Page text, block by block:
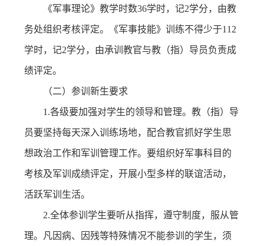
《军事理论》教学时数36学时，记2学分，由教
务处组织考核评定。《军事技能》训练不得少于112
学时，记2学分，由承训教官与教（指）导员负责成
绩评定。
（二）参训新生要求
1.各级要加强对学生的领导和管理。教（指）导
员要坚持每天深入训练场地，配合教官抓好学生思
想政治工作和军训管理工作。要组织好军事科目的
考核及军训成绩评定，开展小型多样的联谊活动，
活跃军训生活。
2.全体参训学生要听从指挥，遵守制度，服从管
理。凡因病、因残等特殊情况不能参训的学生，须